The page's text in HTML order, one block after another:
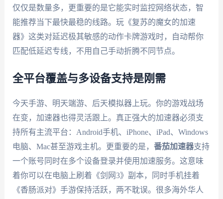
仅仅是数量多，更重要的是它能实时监控网络状态，智
能推荐当下最快最稳的线路。玩《复苏的魔女的加速
器》这类对延迟极其敏感的动作卡牌游戏时，自动帮你
匹配低延迟专线，不用自己手动折腾不同节点。
全平台覆盖与多设备支持是刚需
今天手游、明天端游、后天模拟器上玩。你的游戏战场
在变，加速器也得灵活跟上。真正强大的加速器必须支
持所有主流平台：Android手机、iPhone、iPad、Windows
电脑、Mac甚至游戏主机。更重要的是， 番茄加速器支持
一个账号同时在多个设备登录并使用加速服务。这意味
着你可以在电脑上刷着《剑网3》副本，同时手机挂着
《香肠派对》手游保持活跃，两不耽误。很多海外华人